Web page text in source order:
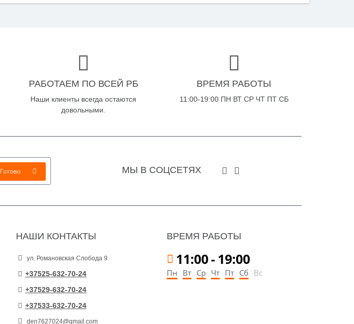
РАБОТАЕМ ПО ВСЕЙ РБ
Наши клиенты всегда остаются
довольными.
ВРЕМЯ РАБОТЫ
11:00-19:00 ПН ВТ СР ЧТ ПТ СБ
Готово МЫ В СОЦСЕТЯХ
НАШИ КОНТАКТЫ
ул. Романовская Слобода 9
+37525-632-70-24
+37529-632-70-24
+37533-632-70-24
den7627024@gmail.com
ВРЕМЯ РАБОТЫ
11:00-19:00
Пн Вт Ср Чт Пт Сб Вс